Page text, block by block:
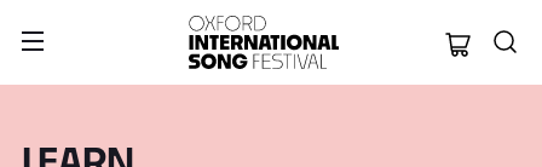
Oxford